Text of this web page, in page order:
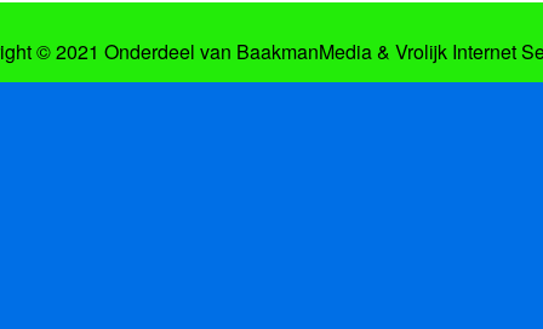
© 2021 Onderdeel van BaakmanMedia& Vrolijk Internet